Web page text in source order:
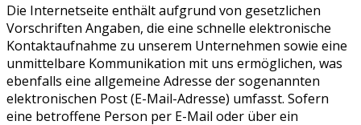
Die Internetseite enthält aufgrund von gesetzlichen
Vorschriften Angaben, die eine schnelle elektronische
Kontaktaufnahme zu unserem Unternehmen sowie eine
unmittelbare Kommunikation mit uns ermöglichen, was
ebenfalls eine allgemeine Adresse der sogenannten
elektronischen Post (E-Mail-Adresse) umfasst. Sofern
eine betroffene Person per E-Mail oder über ein